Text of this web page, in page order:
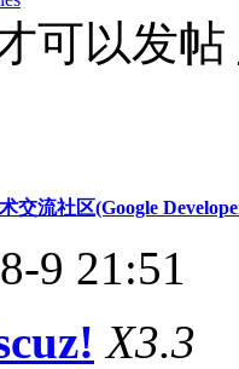
可以发帖
交流社区(Google
9 21:51
X3.3